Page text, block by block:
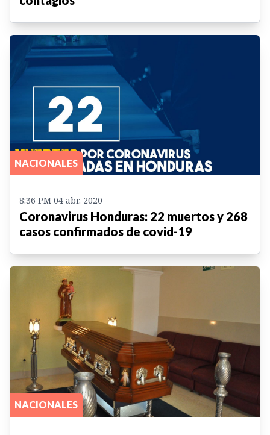
NACIONALES
8:36 PM 04 abr. 2020
Coronavirus Honduras: 22 muertos y 268
casos confirmados de covid-19
NACIONALES